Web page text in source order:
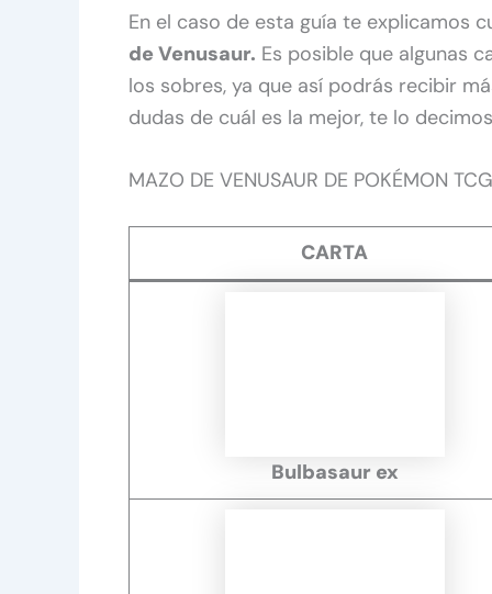
En el caso de esta guía te explicamos
de Venusaur. Es posible que algunas
los sobres, ya que así podrás recibir
dudas de cuál es la mejor, te lo
MAZO DE VENUSAUR DE POKÉMON
CARTA
Bulbasaur ex